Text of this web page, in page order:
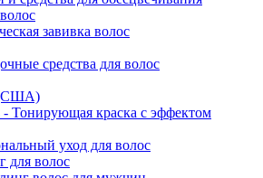
завивка волос
средства для волос
(США)
- Тонирующая краска с эффектом
уход для волос
для волос